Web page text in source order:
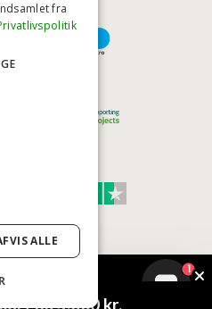
4,7
ApS 2026
fra
ALLE
1
på 5.000 kr.